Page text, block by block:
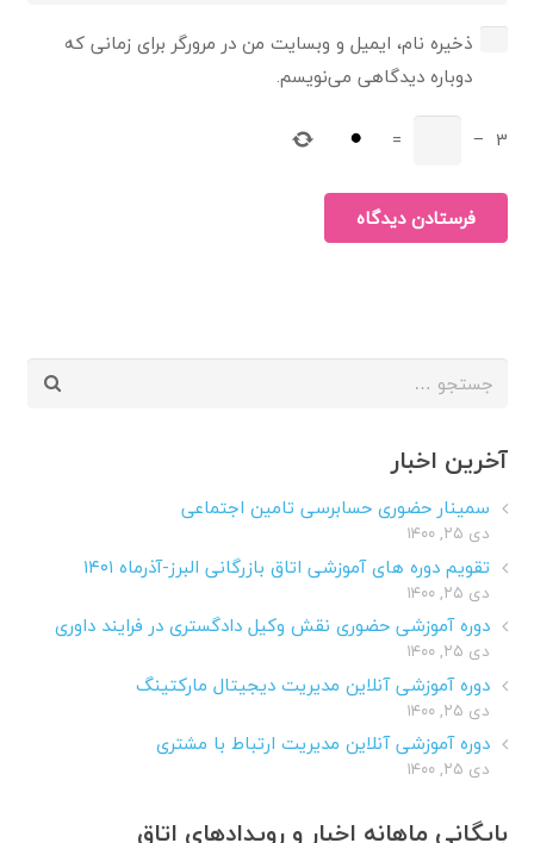
ذخیره نام، ایمیل و وبسایت من در مرورگر برای زمانی که
دوباره دیدگاهی می‌نویسم.
3
−
=
فرستادن دیدگاه
جستجو
آخرین اخبار
سمینار حضوری حسابرسی تامین اجتماعی
دی ۲۵, ۱۴۰۰
تقویم دوره های آموزشی اتاق بازرگانی البرز-آذرماه ۱۴۰۱
دی ۲۵, ۱۴۰۰
دوره آموزشی حضوری نقش وکیل دادگستری در فرایند داوری
دی ۲۵, ۱۴۰۰
دوره آموزشی آنلاین مدیریت دیجیتال مارکتینگ
دی ۲۵, ۱۴۰۰
دوره آموزشی آنلاین مدیریت ارتباط با مشتری
دی ۲۵, ۱۴۰۰
بایگانی ماهانه اخبار و رویدادهای اتاق